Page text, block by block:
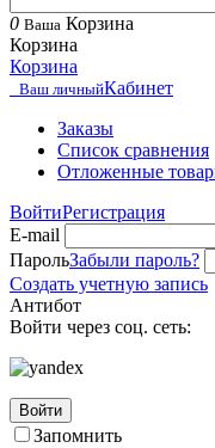
0 Ваша Корзина
Корзина
Корзина
Ваш личныйКабинет
Заказы
Список сравнения
Отложенные
ВойтиРегистрация
E-mail
ПарольЗабыли пароль?
Создать учетную запись
Антибот
Войти через соц. сеть:
Войти
Запомнить